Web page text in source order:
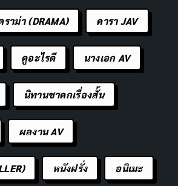
นที่สองได้บ้าง แต่การนำเสนอทำให้
ยเดิมพันที่สูงขึ้นกว่าเดิม ความพร้อม
บซีรีส์นี้ก็เพิ่มขึ้นเป็นเท่าตัว
3กลับมาอย่างยิ่งใหญ่และพิสูจน์ให้
รื่องนี้ถึงครองใจแฟนๆ ทั่วโลก ด้วยเนื้อ
รที่มีมิติ และแอนิเมชันระดับเทพจาก
างที่จะทำให้เราติดงอมแงม สำหรับ
ตามให้ทันเลย และสำหรับคนที่ดูแล้ว
ในคอมเมนต์ว่าคิดยังไงกับการเผชิญ
ราม่า (DRAMA) ดารา JAV
ดูอะไรดี นางเอก AV
นิทานชาดกเรื่องสั้น
ผลงาน AV
หนังฝรั่ง อนิเมะ